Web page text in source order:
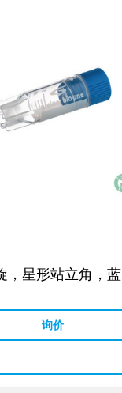
，星形站立角，蓝
询价